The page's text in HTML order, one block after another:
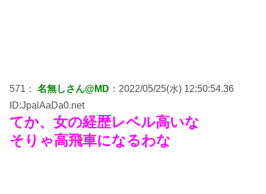
571： 名無しさん@MD ：2022/05/25(水) 12:50:54.36
ID:JpalAaDa0.net
てか、女の経歴レベル高いな
そりゃ高飛車になるわな